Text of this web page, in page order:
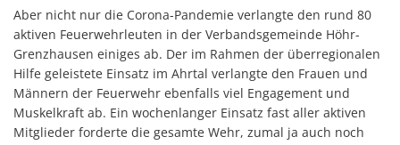
Aber nicht nur die Corona-Pandemie verlangte den rund 80
aktiven Feuerwehrleuten in der Verbandsgemeinde Höhr-
Grenzhausen einiges ab. Der im Rahmen der überregionalen
Hilfe geleistete Einsatz im Ahrtal verlangte den Frauen und
Männern der Feuerwehr ebenfalls viel Engagement und
Muskelkraft ab. Ein wochenlanger Einsatz fast aller aktiven
Mitglieder forderte die gesamte Wehr, zumal ja auch noch